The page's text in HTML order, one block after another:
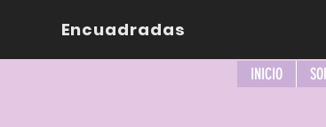
INICIO
Encuadradas